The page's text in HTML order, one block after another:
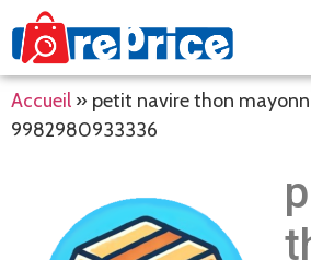
Accueil » petit navire thon
9982980933336